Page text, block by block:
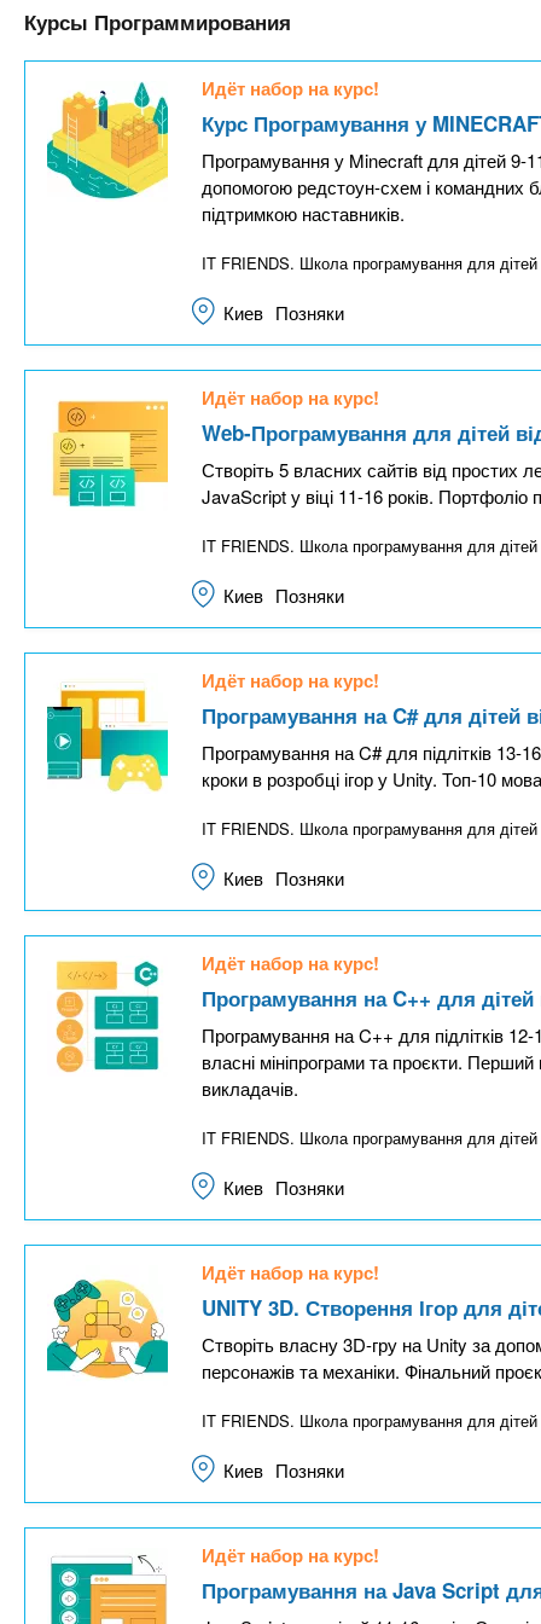
т
и
в
н
а
я
а
к
а
)
Курсы Программирования
Идёт набор на курс!
Курс Програмування у
Програмування у Minecraft для дітей 9-11
допомогою редстоун-схем і командних
підтримкою наставників.
IT FRIENDS. Школа програмування для
Киев Позняки
Идёт набор на курс!
Web-Програмування для дітей
Створіть 5 власних сайтів від простих
JavaScript у віці 11-16 років. Портфоліо
IT FRIENDS. Школа програмування для
Киев Позняки
Идёт набор на курс!
Програмування на C# для дітей
Програмування на C# для підлітків 13-
кроки в розробці ігор у Unity. Топ-10
IT FRIENDS. Школа програмування для
Киев Позняки
Идёт набор на курс!
Програмування на C++ для дітей
Програмування на C++ для підлітків 12-
власні мініпрограми та проєкти.
викладачів.
IT FRIENDS. Школа програмування для
Киев Позняки
Идёт набор на курс!
UNITY 3D. Створення Ігор для
Створіть власну 3D-гру на Unity за
персонажів та механіки. Фінальний
IT FRIENDS. Школа програмування для
Киев Позняки
Идёт набор на курс!
Програмування на Java Script